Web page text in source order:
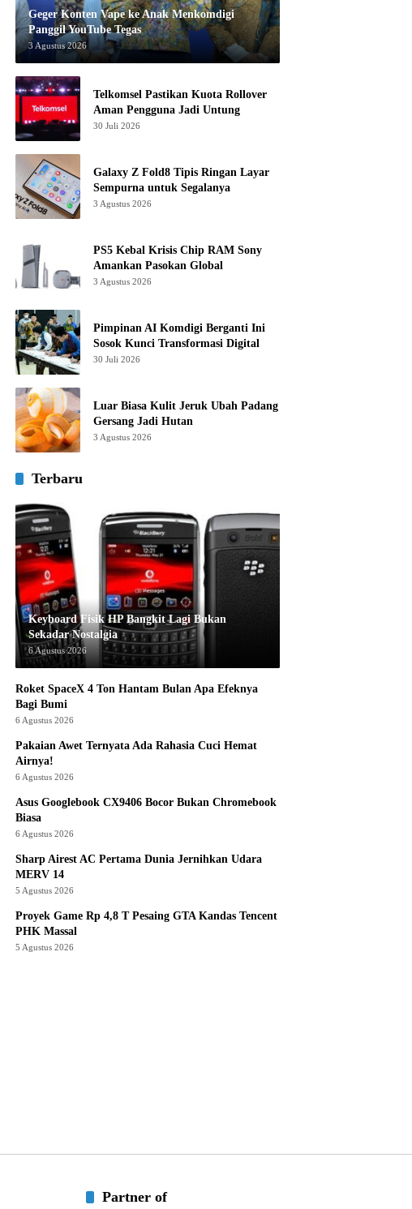
Geger Konten Vape ke Anak Menkomdigi
Panggil YouTube Tegas
3 Agustus 2026
Telkomsel Pastikan Kuota Rollover
Aman Pengguna Jadi Untung
30 Juli 2026
Galaxy Z Fold8 Tipis Ringan Layar
Sempurna untuk Segalanya
3 Agustus 2026
PS5 Kebal Krisis Chip RAM Sony
Amankan Pasokan Global
3 Agustus 2026
Pimpinan AI Komdigi Berganti Ini
Sosok Kunci Transformasi Digital
30 Juli 2026
Luar Biasa Kulit Jeruk Ubah Padang
Gersang Jadi Hutan
3 Agustus 2026
Terbaru
Keyboard Fisik HP Bangkit Lagi Bukan
Sekadar Nostalgia
6 Agustus 2026
Roket SpaceX 4 Ton Hantam Bulan Apa Efeknya
Bagi Bumi
6 Agustus 2026
Pakaian Awet Ternyata Ada Rahasia Cuci Hemat
Airnya!
6 Agustus 2026
Asus Googlebook CX9406 Bocor Bukan Chromebook
Biasa
6 Agustus 2026
Sharp Airest AC Pertama Dunia Jernihkan Udara
MERV 14
5 Agustus 2026
Proyek Game Rp 4,8 T Pesaing GTA Kandas Tencent
PHK Massal
5 Agustus 2026
Partner of